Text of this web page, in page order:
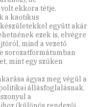
ekkora tétje.
a kaotikus
együtt akár
ezek is, elvégre
mind a vezető
sorozatformátumban
mint egy szűken
ágyaz meg végül a
állásfoglalásnak.
a